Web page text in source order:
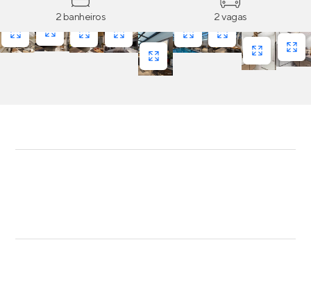
2 banheiros 2 vagas